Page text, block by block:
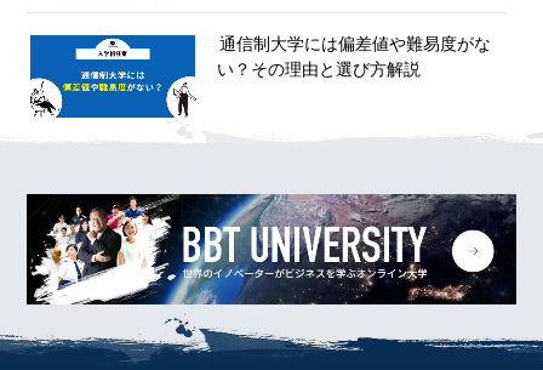
通信制大学には偏差値や難易度がな
い？その理由と選び方解説